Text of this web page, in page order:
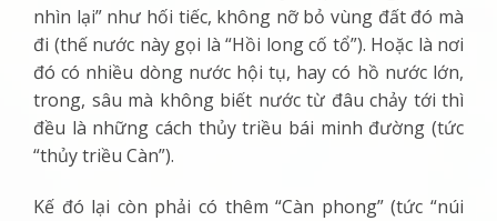
nhìn lại” như hối tiếc, không nỡ bỏ vùng đất đó mà
đi (thế nước này gọi là “Hồi long cố tổ”). Hoặc là nơi
đó có nhiều dòng nước hội tụ, hay có hồ nước lớn,
trong, sâu mà không biết nước từ đâu chảy tới thì
đều là những cách thủy triều bái minh đường (tức
“thủy triều Càn”).
Kế đó lại còn phải có thêm “Càn phong” (tức “núi